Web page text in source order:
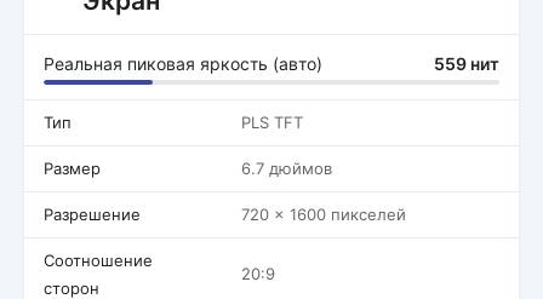
Реальная пиковая яркость (авто) 559 нит
Тип PLS TFT
Размер 6.7 дюймов
Разрешение 720 x 1600 пикселей
Соотношение
сторон
20:9